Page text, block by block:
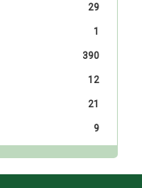
29
1
390
12
21
9